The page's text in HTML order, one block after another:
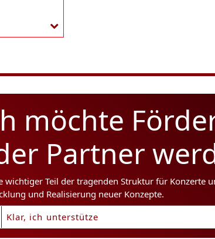
möchte
Partner
wichtiger Teil der tragenden Struktur für Konzerte
und Realisierung neuer Konzepte.
Klar, ich unterstütze